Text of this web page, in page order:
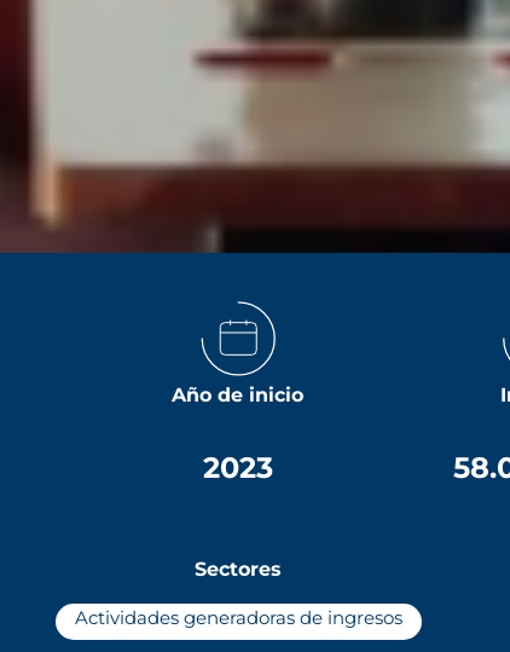
Año de inicio
2023
Sectores
Actividades generadoras de ingresos